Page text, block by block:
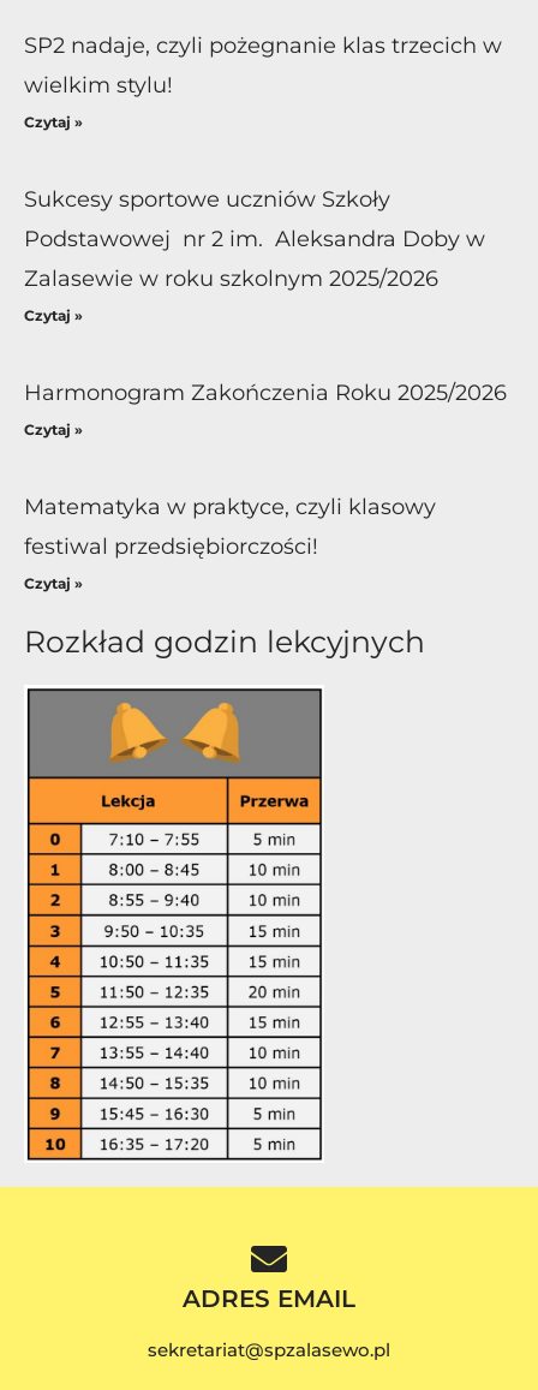
SP2 nadaje, czyli pożegnanie klas trzecich w
wielkim stylu!
Czytaj »
Sukcesy sportowe uczniów Szkoły
Podstawowej nr 2 im. Aleksandra Doby w
Zalasewie w roku szkolnym 2025/2026
Czytaj »
Harmonogram Zakończenia Roku 2025/2026
Czytaj »
Matematyka w praktyce, czyli klasowy
festiwal przedsiębiorczości!
Czytaj »
Rozkład godzin lekcyjnych
ADRES EMAIL
sekretariat@spzalasewo.pl